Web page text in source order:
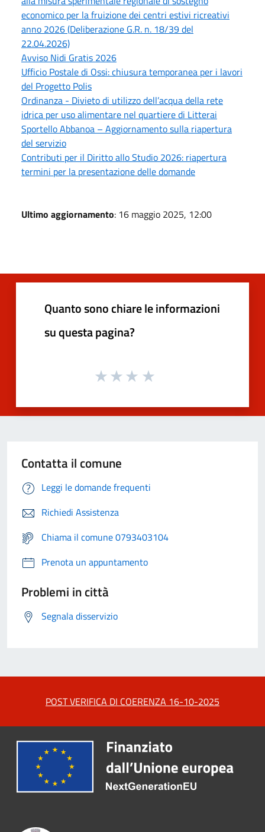
economico per la fruizione dei centri estivi ricreativi
anno 2026 (Deliberazione G.R. n. 18/39 del
22.04.2026)
Avviso Nidi Gratis 2026
Ufficio Postale di Ossi: chiusura temporanea per i lavori
del Progetto Polis
Ordinanza - Divieto di utilizzo dell’acqua della rete
idrica per uso alimentare nel quartiere di Litterai
Sportello Abbanoa – Aggiornamento sulla riapertura
del servizio
Contributi per il Diritto allo Studio 2026: riapertura
termini per la presentazione delle domande
Ultimo aggiornamento: 16 maggio 2025, 12:00
Quanto sono chiare le informazioni
su questa pagina?
Contatta il comune
Leggi le domande frequenti
Richiedi Assistenza
Chiama il comune 0793403104
Prenota un appuntamento
Problemi in città
Segnala disservizio
POST VERIFICA DI COERENZA 16-10-2025